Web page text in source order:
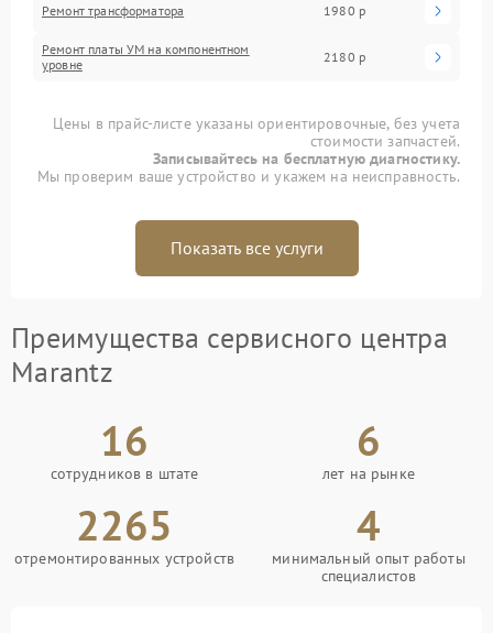
Ремонт трансформатора 1980 р
Ремонт платы УМ на компонентном
уровне
2180 р
Цены в прайс-листе указаны ориентировочные, без учета
стоимости запчастей.
Записывайтесь на бесплатную диагностику.
Мы проверим ваше устройство и укажем на неисправность.
Показать все услуги
Преимущества сервисного центра
Marantz
16
сотрудников в штате
6
лет на рынке
2265
отремонтированных устройств
4
минимальный опыт работы
специалистов